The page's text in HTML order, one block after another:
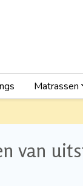
Matrassen
van